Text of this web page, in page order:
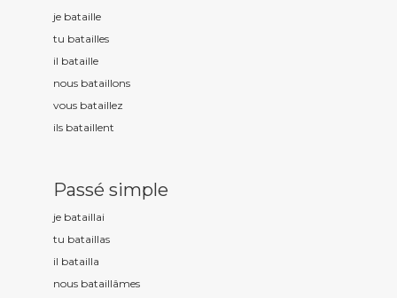
je bataille
tu batailles
il bataille
nous bataillons
vous bataillez
ils bataillent
Passé simple
je bataillai
tu bataillas
il batailla
nous bataillâmes